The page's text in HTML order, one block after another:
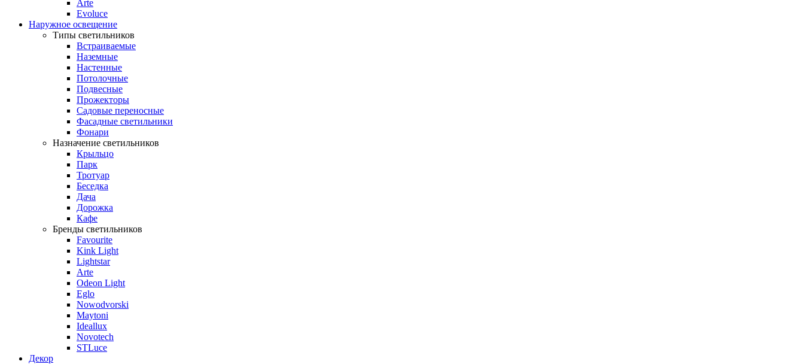
Arte
Evoluce
Наружное освещение
Типы светильников
Встраиваемые
Наземные
Настенные
Потолочные
Подвесные
Прожекторы
Садовые переносные
Фасадные светильники
Фонари
Назначение светильников
Крыльцо
Парк
Тротуар
Беседка
Дача
Дорожка
Кафе
Бренды светильников
Favourite
Kink Light
Lightstar
Arte
Odeon Light
Eglo
Nowodvorski
Maytoni
Ideallux
Novotech
STLuce
Декор